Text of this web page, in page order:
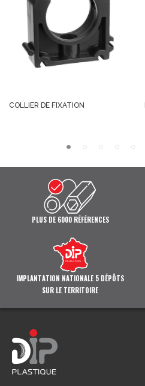
COLLIER DE FIXATION
PLUS DE 6000 RÉFÉRENCES
IMPLANTATION NATIONALE 5 DÉPÔTS
SUR LE TERRITOIRE